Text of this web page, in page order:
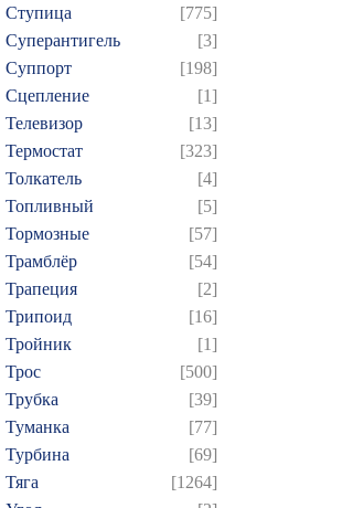
Ступица
[775]
Суперантигель
[3]
Суппорт
[198]
Сцепление
[1]
Телевизор
[13]
Термостат
[323]
Толкатель
[4]
Топливный
[5]
Тормозные
[57]
Трамблёр
[54]
Трапеция
[2]
Трипоид
[16]
Тройник
[1]
Трос
[500]
Трубка
[39]
Туманка
[77]
Турбина
[69]
Тяга
[1264]